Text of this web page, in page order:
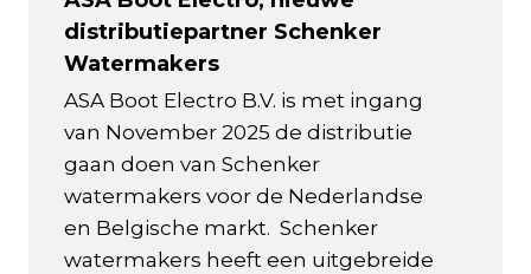
distributiepartner Schenker
Watermakers
ASA Boot Electro B.V. is met ingang
van November 2025 de distributie
gaan doen van Schenker
watermakers voor de Nederlandse
en Belgische markt. Schenker
watermakers heeft een uitgebreide